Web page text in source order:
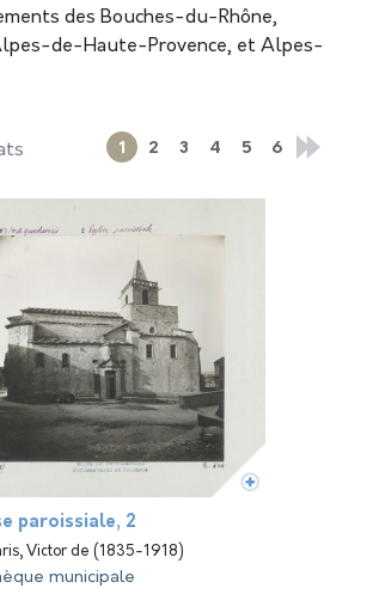
des Bouches-du-Rhône,
de-Haute-Provence, et Alpes-
1 2 3 4 5 6
paroissiale, 2
Victor de (1835-1918)
municipale